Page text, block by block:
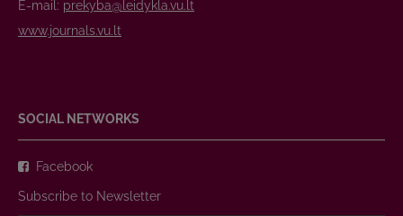
E-mail: prekyba@leidykla.vu.lt
www.journals.vu.lt
SOCIAL NETWORKS
Facebook
Subscribe to Newsletter